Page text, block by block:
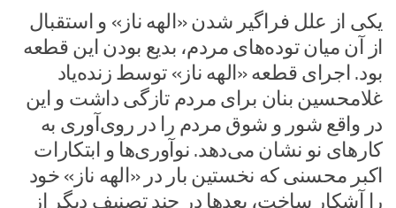
یکی از علل فراگیر شدن «الهه ناز» و استقبال
از آن میان توده‌های مردم، بدیع بودن این قطعه
بود. اجرای قطعه «الهه ناز» توسط زنده‌یاد
غلامحسین بنان برای مردم تازگی داشت و این
در واقع شور و شوق مردم را در روی‌آوری به
کارهای نو نشان می‌دهد. نوآوری‌ها و ابتکارات
اکبر محسنی که نخستین بار در «الهه ناز» خود
را آشکار ساخت، بعدها در چند تصنیف دیگر از